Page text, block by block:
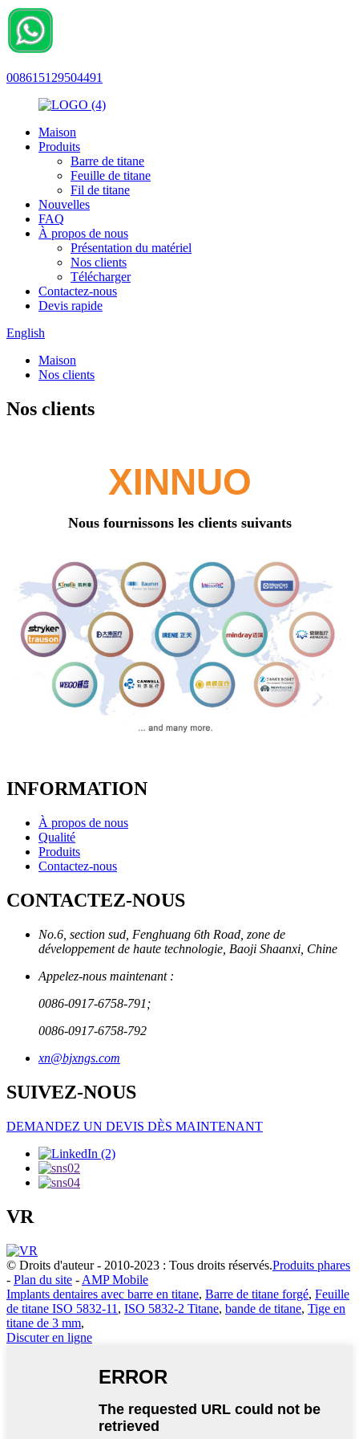
008615129504491
Maison
Produits
Barre de titane
Feuille de titane
Fil de titane
Nouvelles
FAQ
À propos de nous
Présentation du matériel
Nos clients
Télécharger
Contactez-nous
Devis rapide
English
Maison
Nos clients
Nos clients
XINNUO
Nous fournissons les clients suivants
INFORMATION
À propos de nous
Qualité
Produits
Contactez-nous
CONTACTEZ-NOUS
No.6, section sud, Fenghuang 6th Road, zone de
développement de haute technologie, Baoji Shaanxi, Chine
Appelez-nous maintenant :
0086-0917-6758-791;
0086-0917-6758-792
xn@bjxngs.com
SUIVEZ-NOUS
DEMANDEZ UN DEVIS DÈS MAINTENANT
VR
© Droits d'auteur - 2010-2023 : Tous droits réservés.Produits phares
- Plan du site - AMP Mobile
Implants dentaires avec barre en titane, Barre de titane forgé, Feuille
de titane ISO 5832-11 , ISO 5832-2 Titane, bande de titane, Tige en
titane de 3 mm,
Discuter en ligne